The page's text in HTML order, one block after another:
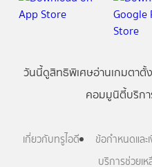
วันนี้ดูสิทธิพิเศษอ่านเกมตาตั้ง
คอมมูนิตี้บริก
เกี่ยวกับทรูไอดี ข้อกำหนดและ
บริการช่วยเห